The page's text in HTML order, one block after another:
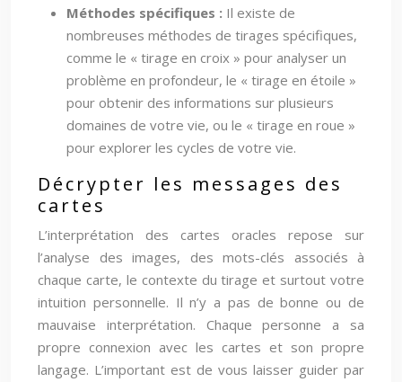
Méthodes spécifiques : Il existe de
nombreuses méthodes de tirages spécifiques,
comme le « tirage en croix » pour analyser un
problème en profondeur, le « tirage en étoile »
pour obtenir des informations sur plusieurs
domaines de votre vie, ou le « tirage en roue »
pour explorer les cycles de votre vie.
Décrypter les messages des
cartes
L’interprétation des cartes oracles repose sur
l’analyse des images, des mots-clés associés à
chaque carte, le contexte du tirage et surtout votre
intuition personnelle. Il n’y a pas de bonne ou de
mauvaise interprétation. Chaque personne a sa
propre connexion avec les cartes et son propre
langage. L’important est de vous laisser guider par